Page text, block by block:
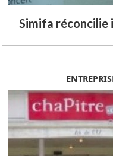
Simifa